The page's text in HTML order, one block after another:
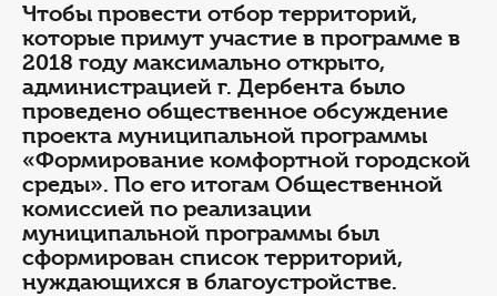
Чтобы провести отбор территорий,
которые примут участие в программе в
2018 году максимально открыто,
администрацией г. Дербента было
проведено общественное обсуждение
проекта муниципальной программы
«Формирование комфортной городской
среды». По его итогам Общественной
комиссией по реализации
муниципальной программы был
сформирован список территорий,
нуждающихся в благоустройстве.